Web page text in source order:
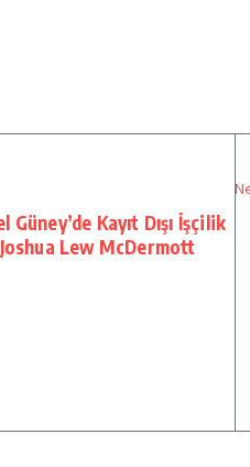
Kayıt Dışı İşçilik
Lew McDermott